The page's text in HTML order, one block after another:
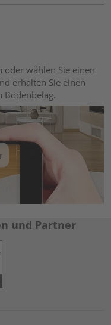
oder wählen Sie einen
erhalten Sie einen
Bodenbelag.
und Partner